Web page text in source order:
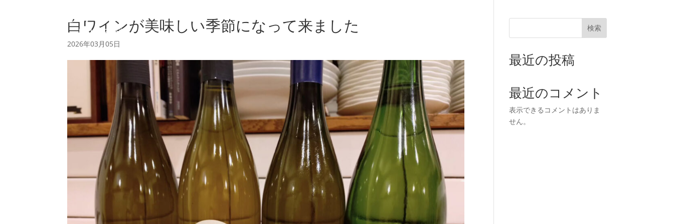
白ワインが美味しい季節になって来ました
2026年03月05日
検索
最近の投稿
最近のコメント
表示できるコメントはありま
せん。